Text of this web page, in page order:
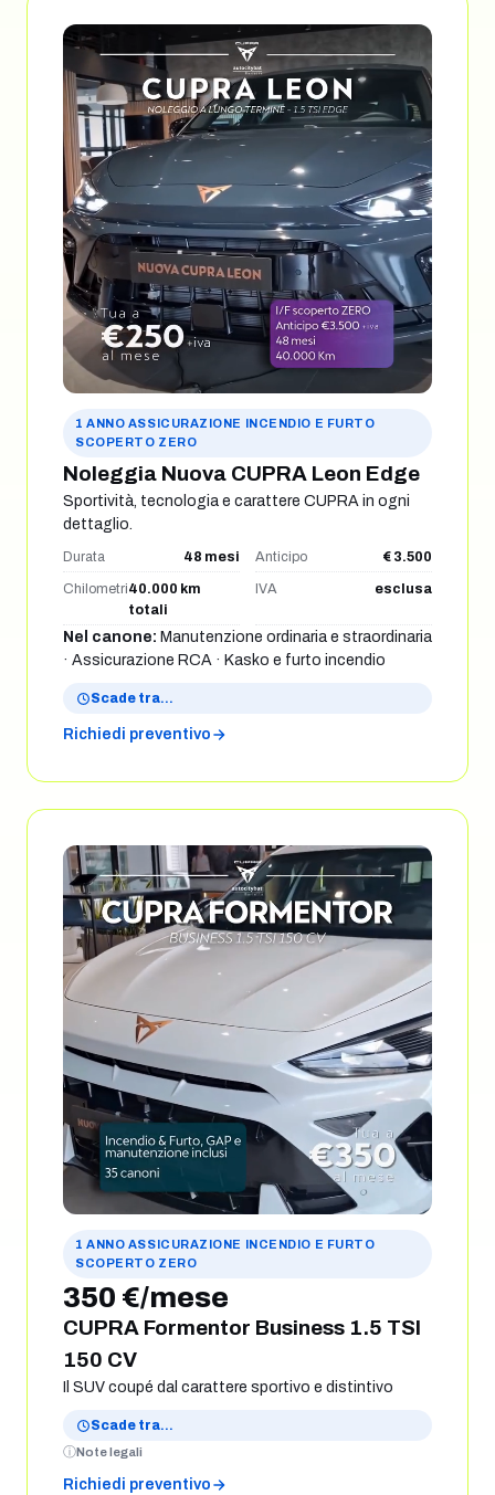
1 ANNO ASSICURAZIONE INCENDIO E FURTO
SCOPERTO ZERO
Noleggia Nuova CUPRA Leon Edge
Sportività, tecnologia e carattere CUPRA in ogni
dettaglio.
Durata 48 mesi Anticipo € 3.500
Chilometri40.000 km
totali
IVA esclusa
Nel canone: Manutenzione ordinaria e straordinaria
· Assicurazione RCA · Kasko e furto incendio
Scade tra…
Richiedi preventivo
1 ANNO ASSICURAZIONE INCENDIO E FURTO
SCOPERTO ZERO
350 €/mese
CUPRA Formentor Business 1.5 TSI
150 CV
Il SUV coupé dal carattere sportivo e distintivo
Scade tra…
Note legali
Richiedi preventivo